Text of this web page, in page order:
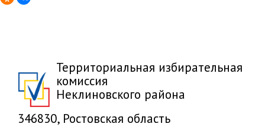
Территориальная избирательная
комиссия
Неклиновского района
346830, Ростовская область